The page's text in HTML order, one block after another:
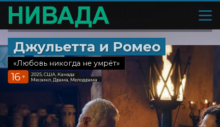
Джульетта и Ромео
«Любовь никогда не умрёт»
16 +
2025, США, Канада
Мюзикл, Драма, Мелодрама